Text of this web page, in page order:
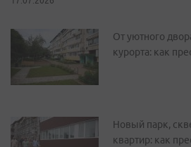
От уютного
курорта: как
Новый парк,
квартир: как